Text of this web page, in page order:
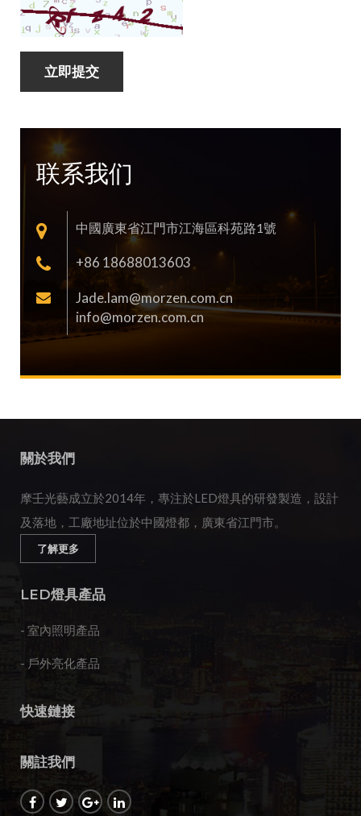
联系我们
中國廣東省江門市江海區科苑路1號
+86 18688013603
Jade.lam@morzen.com.cn
info@morzen.com.cn
關於我們
摩壬光藝成立於2014年，專注於LED燈具的研發製造，設計
及落地，工廠地址位於中國燈都，廣東省江門市。
了解更多
LED燈具產品
- 室內照明產品
- 戶外亮化產品
快速鏈接
關註我們